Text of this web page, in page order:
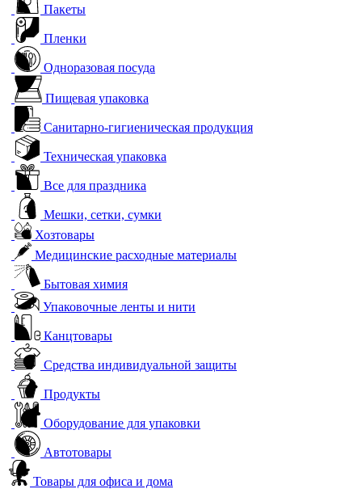
Пакеты
Пленки
Одноразовая посуда
Пищевая упаковка
Санитарно-гигиеническая продукция
Техническая упаковка
Все для праздника
Мешки, сетки, сумки
Хозтовары
Медицинские расходные материалы
Бытовая химия
Упаковочные ленты и нити
Канцтовары
Средства индивидуальной защиты
Продукты
Оборудование для упаковки
Автотовары
Товары для офиса и дома